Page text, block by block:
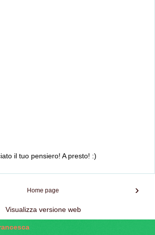
il tuo pensiero! A presto! :)
›
Home page
Visualizza versione web